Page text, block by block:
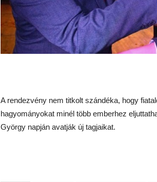
A rendezvény nem titkolt szándéka, hogy
hagyományokat minél több emberhez
György napján avatják új tagjaikat.